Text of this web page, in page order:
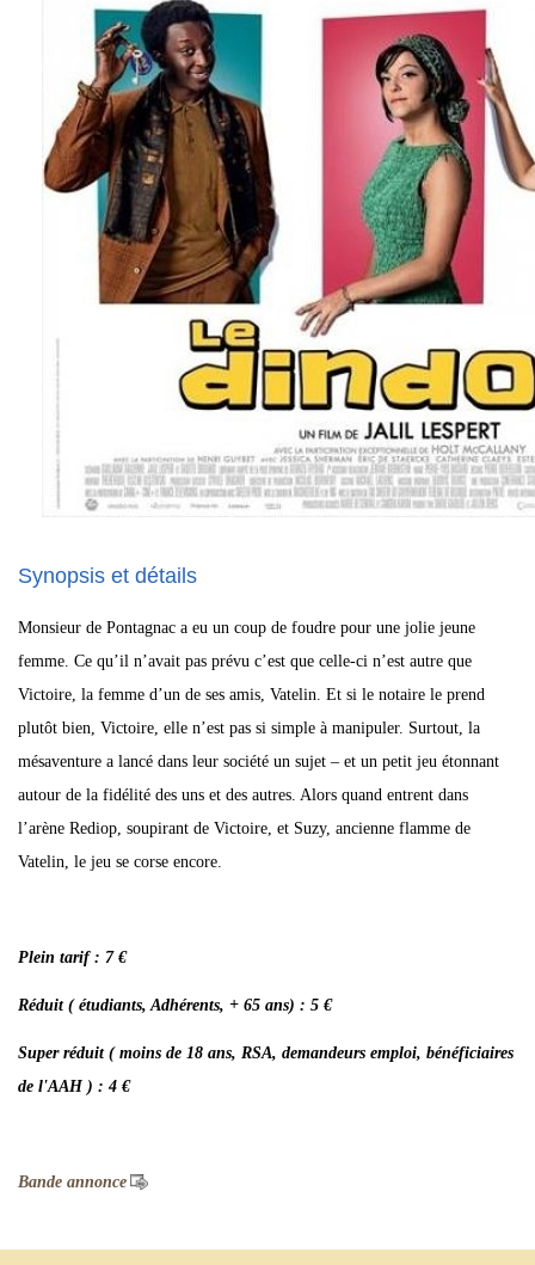
Synopsis et détails
Monsieur de Pontagnac a eu un coup de foudre pour une jolie jeune
femme. Ce qu’il n’avait pas prévu c’est que celle-ci n’est autre que
Victoire, la femme d’un de ses amis, Vatelin. Et si le notaire le prend
plutôt bien, Victoire, elle n’est pas si simple à manipuler. Surtout, la
mésaventure a lancé dans leur société un sujet – et un petit jeu étonnant
autour de la fidélité des uns et des autres. Alors quand entrent dans
l’arène Rediop, soupirant de Victoire, et Suzy, ancienne flamme de
Vatelin, le jeu se corse encore.
Plein tarif : 7 €
Réduit ( étudiants, Adhérents, + 65 ans) : 5 €
Super réduit ( moins de 18 ans, RSA, demandeurs emploi, bénéficiaires
de l'AAH ) : 4 €
Bande annonce